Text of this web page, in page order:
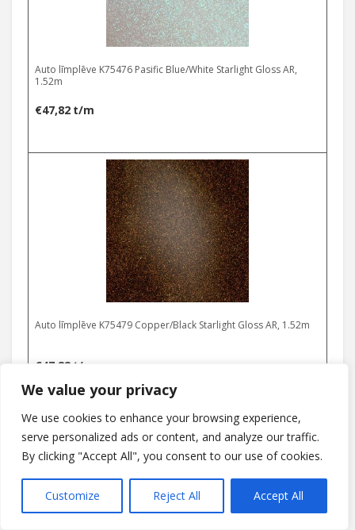
We value your privacy
We use cookies to enhance your browsing experience,
serve personalized ads or content, and analyze our traffic.
By clicking "Accept All", you consent to our use of cookies.
Customize Reject All Accept All
Auto līmplēve K75476 Pasific Blue/White Starlight Gloss AR,
1.52m
€47,82 t/m
Auto līmplēve K75479 Copper/Black Starlight Gloss AR, 1.52m
€ 47,82 t/m